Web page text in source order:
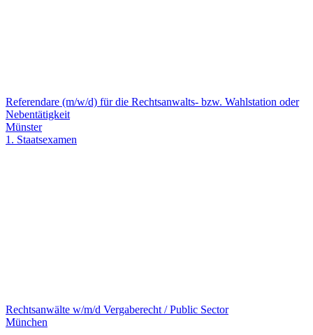
Referendare (m/w/d) für die Rechtsanwalts- bzw. Wahlstation oder
Nebentätigkeit
Münster
1. Staatsexamen
Rechtsanwälte w/m/d Vergaberecht / Public Sector
München